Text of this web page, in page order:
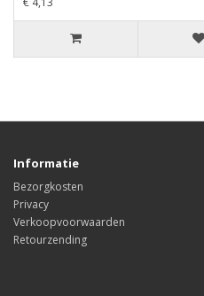
Informatie
Bezorgkosten
Privacy
Verkoopvoorwaarden
Retourzending